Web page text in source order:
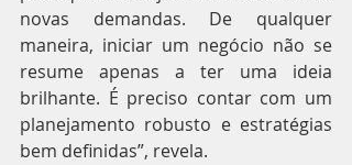
novas demandas. De qualquer
maneira, iniciar um negócio não se
resume apenas a ter uma ideia
brilhante. É preciso contar com um
planejamento robusto e estratégias
bem definidas”, revela.